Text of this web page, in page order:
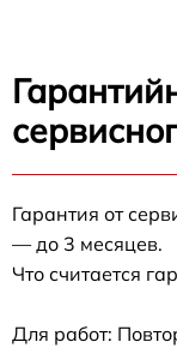
Гарантия от
— до 3 месяцев.
Что считается
Для работ: